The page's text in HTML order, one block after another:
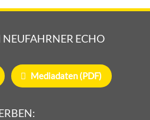
ECHO
Mediadaten (PDF)